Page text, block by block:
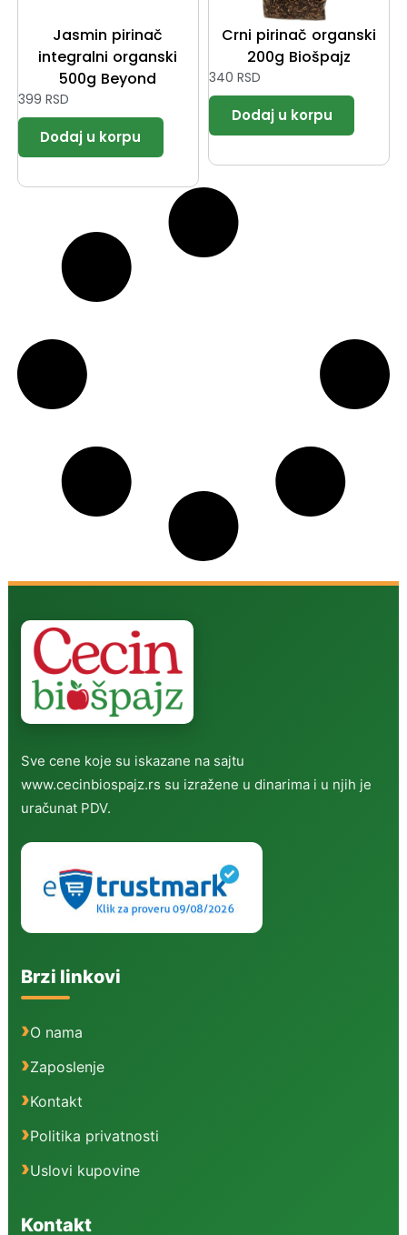
Jasmin pirinač
integralni organski
500g Beyond
399 RSD
Crni pirinač organski
200g Biošpajz
340 RSD
Sve cene koje su iskazane na sajtu
www.cecinbiospajz.rs su izražene u dinarima i u njih je
uračunat PDV.
Brzi linkovi
O nama
Zaposlenje
Kontakt
Politika privatnosti
Uslovi kupovine
Kontakt